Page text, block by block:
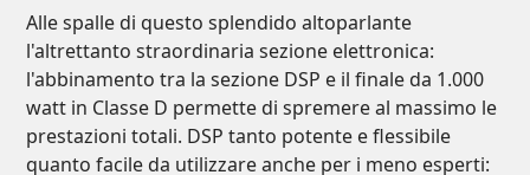
Alle spalle di questo splendido altoparlante
l'altrettanto straordinaria sezione elettronica:
l'abbinamento tra la sezione DSP e il finale da 1.000
watt in Classe D permette di spremere al massimo le
prestazioni totali. DSP tanto potente e flessibile
quanto facile da utilizzare anche per i meno esperti: